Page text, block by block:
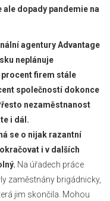
dopady pandemie na
agentury Advantage
neplánuje
firem stále
společností dokonce
nezaměstnanost
i dál.
se o nijak razantní
i v dalších
Na úřadech práce
zaměstnány brigádnicky,
jim skončila. Mohou